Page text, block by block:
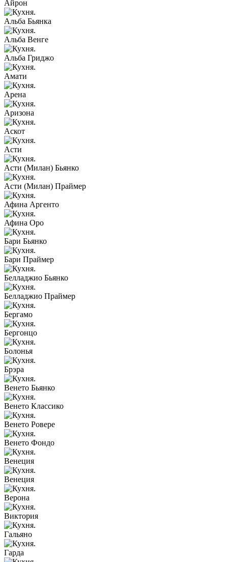
Айрон
Альба Бьянка
Альба Венге
Альба Гриджо
Амати
Арена
Аризона
Аскот
Асти
Асти (Милан) Бьянко
Асти (Милан) Праймер
Афина Аргенто
Афина Оро
Бари Бьянко
Бари Праймер
Белладжио Бьянко
Белладжио Праймер
Бергамо
Бергонцо
Болонья
Брэра
Венето Бьянко
Венето Классико
Венето Ровере
Венето Фондо
Венеция
Венеция
Верона
Виктория
Гальяно
Гарда